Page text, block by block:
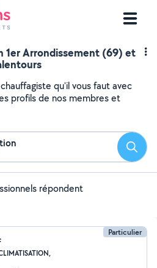
1er Arrondissement (69) et
qu'il vous faut avec
profils de nos membres et
répondent
Particulier